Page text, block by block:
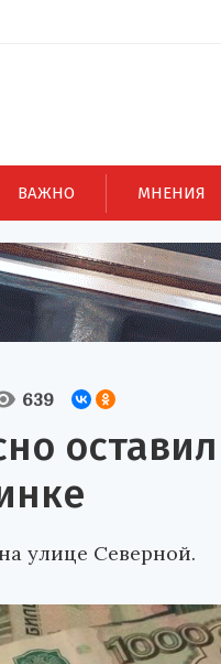
ВАЖНО МНЕНИЯ
639
улице Северной.